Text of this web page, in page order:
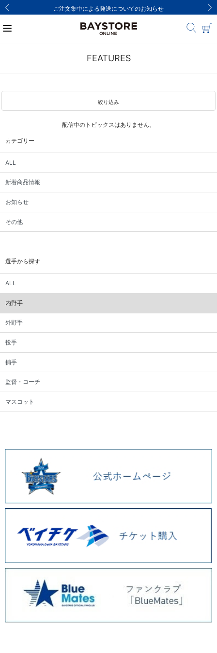
ご注文集中による発送についてのお知らせ
カテゴリー
ALL
新着商品情報
お知らせ
その他
選手から探す
ALL
内野手
外野手
投手
捕手
監督・コーチ
マスコット
FEATURES
絞り込み
配信中のトピックスはありません。